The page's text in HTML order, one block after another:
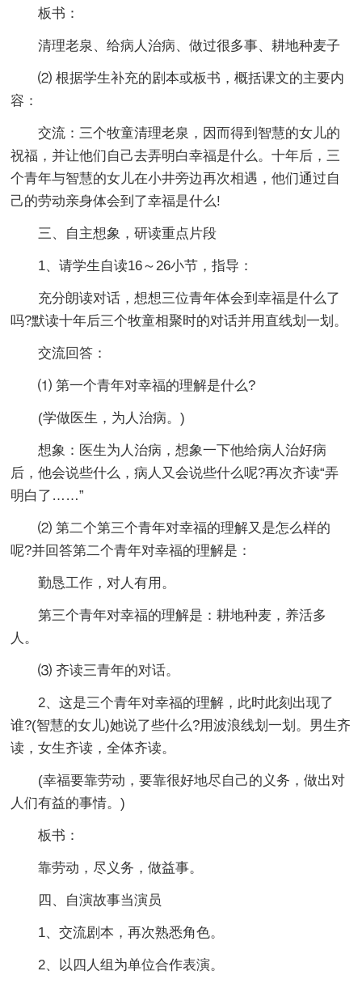
板书：
清理老泉、给病人治病、做过很多事、耕地种麦子
⑵ 根据学生补充的剧本或板书，概括课文的主要内
容：
交流：三个牧童清理老泉，因而得到智慧的女儿的
祝福，并让他们自己去弄明白幸福是什么。十年后，三
个青年与智慧的女儿在小井旁边再次相遇，他们通过自
己的劳动亲身体会到了幸福是什么!
三、自主想象，研读重点片段
1、请学生自读16～26小节，指导：
充分朗读对话，想想三位青年体会到幸福是什么了
吗?默读十年后三个牧童相聚时的对话并用直线划一划。
交流回答：
⑴ 第一个青年对幸福的理解是什么?
(学做医生，为人治病。)
想象：医生为人治病，想象一下他给病人治好病
后，他会说些什么，病人又会说些什么呢?再次齐读“弄
明白了……”
⑵ 第二个第三个青年对幸福的理解又是怎么样的
呢?并回答第二个青年对幸福的理解是：
勤恳工作，对人有用。
第三个青年对幸福的理解是：耕地种麦，养活多
人。
⑶ 齐读三青年的对话。
2、这是三个青年对幸福的理解，此时此刻出现了
谁?(智慧的女儿)她说了些什么?用波浪线划一划。男生齐
读，女生齐读，全体齐读。
(幸福要靠劳动，要靠很好地尽自己的义务，做出对
人们有益的事情。)
板书：
靠劳动，尽义务，做益事。
四、自演故事当演员
1、交流剧本，再次熟悉角色。
2、以四人组为单位合作表演。